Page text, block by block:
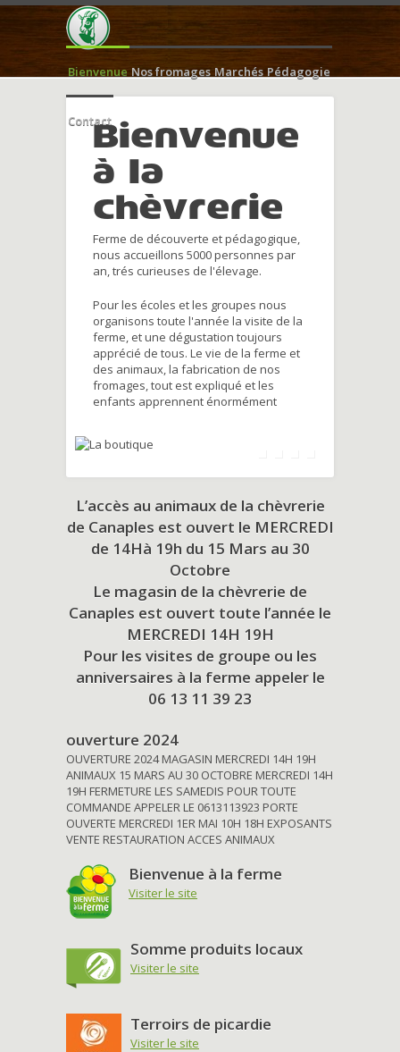
Bienvenue Nos fromages Marchés Pédagogie
ContactBienvenue
à la
chèvrerie
Ferme de découverte et pédagogique,
nous accueillons 5000 personnes par
an, trés curieuses de l'élevage.
Pour les écoles et les groupes nous
organisons toute l'année la visite de la
ferme, et une dégustation toujours
apprécié de tous. Le vie de la ferme et
des animaux, la fabrication de nos
fromages, tout est expliqué et les
enfants apprennent énormément
L’accès au animaux de la chèvrerie
de Canaples est ouvert le MERCREDI
de 14Hà 19h du 15 Mars au 30
Octobre
Le magasin de la chèvrerie de
Canaples est ouvert toute l’année le
MERCREDI 14H 19H
Pour les visites de groupe ou les
anniversaires à la ferme appeler le
06 13 11 39 23
ouverture 2024
OUVERTURE 2024 MAGASIN MERCREDI 14H 19H
ANIMAUX 15 MARS AU 30 OCTOBRE MERCREDI 14H
19H FERMETURE LES SAMEDIS POUR TOUTE
COMMANDE APPELER LE 0613113923 PORTE
OUVERTE MERCREDI 1ER MAI 10H 18H EXPOSANTS
VENTE RESTAURATION ACCES ANIMAUX
Bienvenue à la ferme
Visiter le site
Somme produits locaux
Visiter le site
Terroirs de picardie
Visiter le site